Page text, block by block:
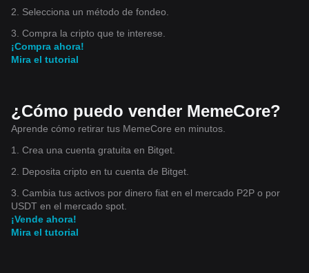
2. Selecciona un método de fondeo.
3. Compra la cripto que te interese.
¡Compra ahora!
Mira el tutorial
¿Cómo puedo vender MemeCore?
Aprende cómo retirar tus MemeCore en minutos.
1. Crea una cuenta gratuita en Bitget.
2. Deposita cripto en tu cuenta de Bitget.
3. Cambia tus activos por dinero fiat en el mercado P2P o por
USDT en el mercado spot.
¡Vende ahora!
Mira el tutorial